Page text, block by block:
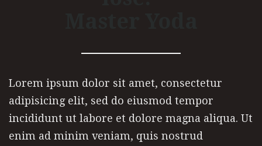
Lorem ipsum dolor sit amet, consectetur
adipisicing elit, sed do eiusmod tempor
incididunt ut labore et dolore magna aliqua. Ut
enim ad minim veniam, quis nostrud